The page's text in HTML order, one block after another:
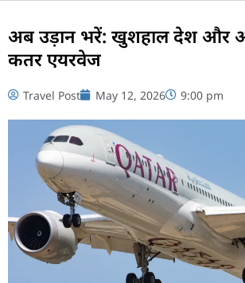
अब उड़ान भरें: खुशहाल देश और
कतर एयरवेज
Travel Post May 12, 2026 9:00 pm